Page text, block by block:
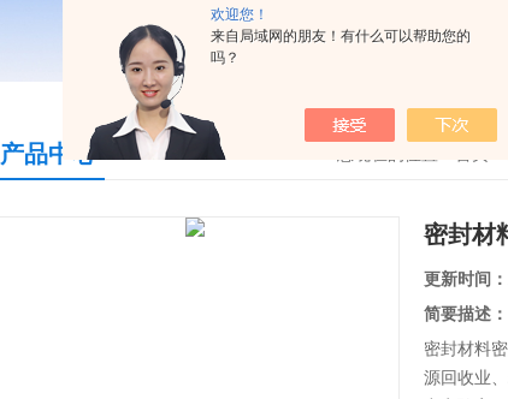
欢迎您！
来自局域网的朋友！有什么可以帮助您的
吗？
产品中心
密封材
更新时间：
简要描述：
密封材料
源回收业